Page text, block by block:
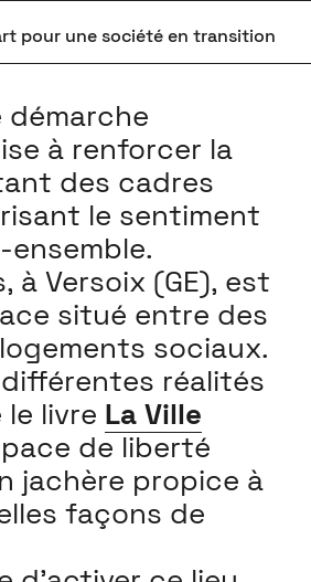
pour une société en transition
démarche
à renforcer la
des cadres
le sentiment
ensemble.
à Versoix (GE), est
situé entre des
sociaux.
réalités
livre La Ville
de liberté
jachère propice à
façons de